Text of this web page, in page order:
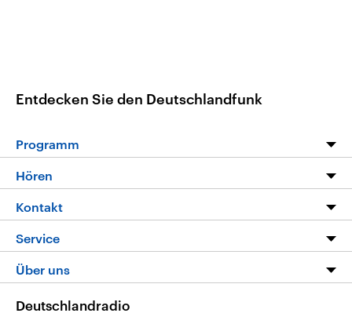
Entdecken Sie den Deutschlandfunk
Programm
Programm
Die Nachrichten
Nachrichtenleicht
Neue Beiträge auf dlf.de
Hören
Livestream
Podcasts
Deutschlandfunk App
Nachrichten App
Kontakt
Hörerservice
Service
FAQ
Veranstaltungen
Über uns
Deutschlandradio